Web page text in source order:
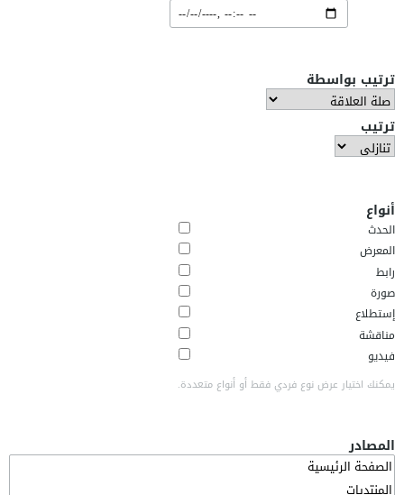
ترتيب بواسطة
ترتيب
أنواع
الحدث
المعرض
رابط
صورة
إستطلاع
مناقشة
فيديو
يمكنك اختيار عرض نوع فردي فقط أو أنواع متعددة.
المصادر